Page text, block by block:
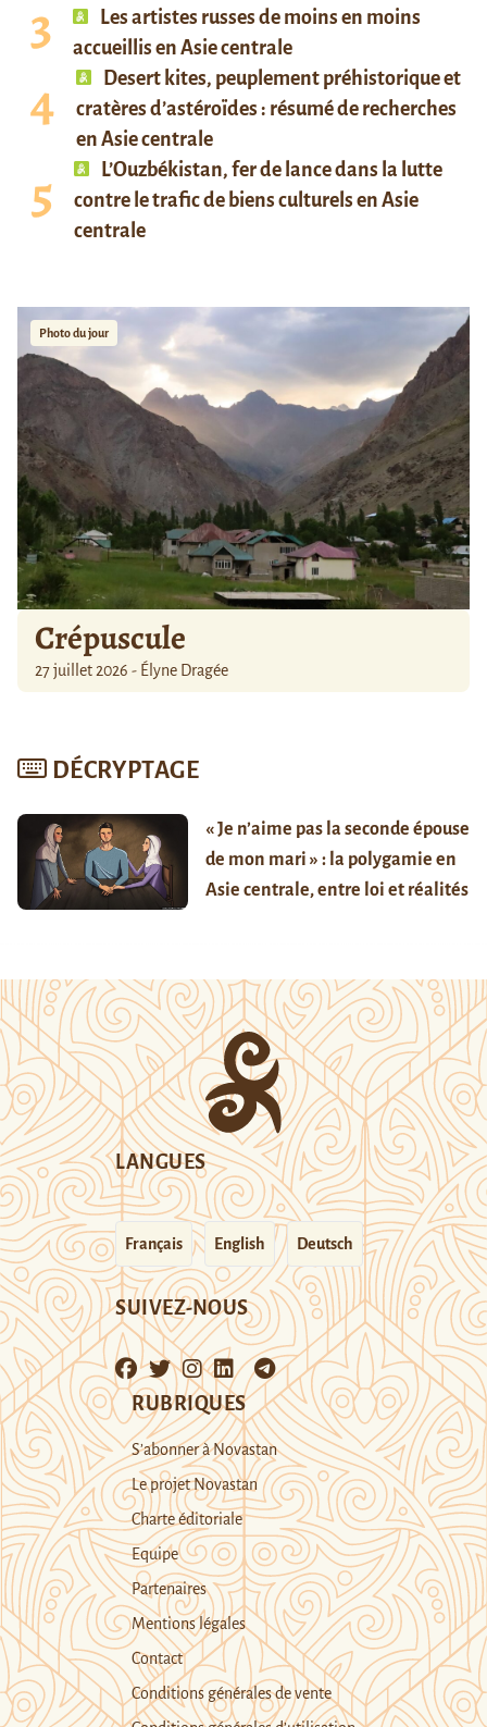
Les artistes russes de moins en moins
accueillis en Asie centrale
Desert kites, peuplement préhistorique et
cratères d’astéroïdes : résumé de recherches
en Asie centrale
L’Ouzbékistan, fer de lance dans la lutte
contre le trafic de biens culturels en Asie
centrale
Photo du jour
Crépuscule
27 juillet 2026 - Élyne Dragée
DÉCRYPTAGE
« Je n’aime pas la seconde épouse
de mon mari » : la polygamie en
Asie centrale, entre loi et réalités
LANGUES
Français English Deutsch
SUIVEZ-NOUS
RUBRIQUES
S’abonner à Novastan
Le projet Novastan
Charte éditoriale
Equipe
Partenaires
Mentions légales
Contact
Conditions générales de vente